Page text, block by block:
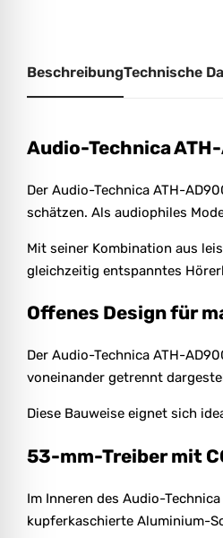
BeschreibungTechnische
Audio-Technica
Der Audio-Technica ATH-
schätzen. Als audiophiles
Mit seiner Kombination aus
gleichzeitig entspanntes
Offenes Design für
Der Audio-Technica ATH-
voneinander getrennt
Diese Bauweise eignet sich
53-mm-Treiber mit
Im Inneren des Audio-
kupferkaschierte Aluminium-